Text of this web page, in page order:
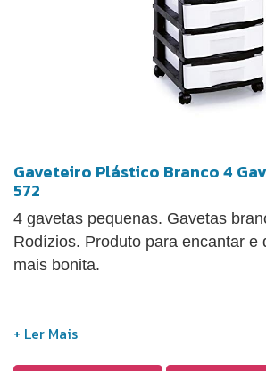
Gaveteiro Plástico Branco 4
572
4 gavetas pequenas. Gavetas
Rodízios. Produto para encantar e
mais bonita.